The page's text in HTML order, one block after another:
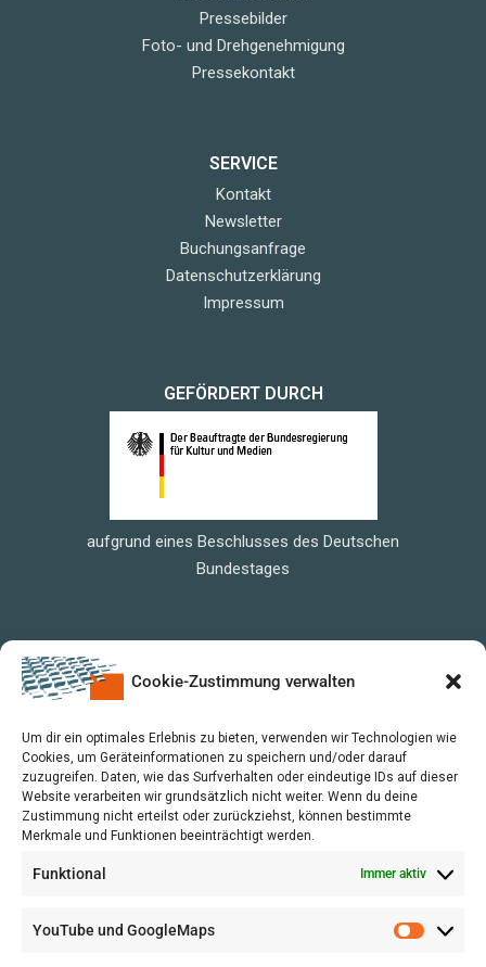
Cookie-Zustimmung verwalten
Um dir ein optimales Erlebnis zu bieten, verwenden wir Technologien wie
Cookies, um Geräteinformationen zu speichern und/oder darauf
zuzugreifen. Daten, wie das Surfverhalten oder eindeutige IDs auf dieser
Website verarbeiten wir grundsätzlich nicht weiter. Wenn du deine
Zustimmung nicht erteilst oder zurückziehst, können bestimmte
Merkmale und Funktionen beeinträchtigt werden.
Funktional Immer aktiv
YouTube und GoogleMaps
Pressebilder
Foto- und Drehgenehmigung
Pressekontakt
SERVICE
Kontakt
Newsletter
Buchungsanfrage
Datenschutzerklärung
Impressum
GEFÖRDERT DURCH
aufgrund eines Beschlusses des Deutschen
Bundestages
VERWALTUNG